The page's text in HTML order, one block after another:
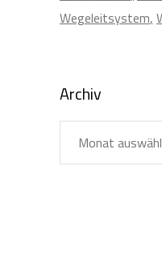
Wegeleitsystem
Archiv